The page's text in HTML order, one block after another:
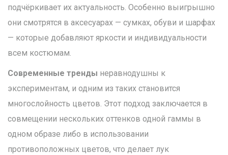
подчёркивает их актуальность. Особенно выигрышно
они смотрятся в аксесуарах — сумках, обуви и шарфах
— которые добавляют яркости и индивидуальности
всем костюмам.
Современные тренды неравнодушны к
экспериментам, и одним из таких становится
многослойность цветов. Этот подход заключается в
совмещении нескольких оттенков одной гаммы в
одном образе либо в использовании
противоположных цветов, что делает лук